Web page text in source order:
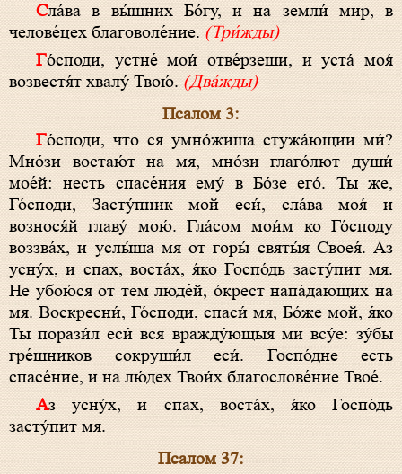
Сла́ва в вы́шних Бо́гу, и на земли́ мир, в
челове́цех благоволе́ние.(Три́жды)
Го́споди, устне́ мои́ отве́рзеши, и уста́ моя́
возвестя́т хвалу́ Твою́.(Два́жды)
Псалом 3:
Го́споди, что ся умно́жиша стужа́ющии ми́?
Мно́зи востаю́т на мя, мно́зи глаго́лют души́
мое́й: несть спасе́ния eму́ в Бо́зе eго́. Ты же,
Го́споди, Засту́пник мой еси́, сла́ва моя́ и
вознося́й главу́ мою́. Гла́сом мои́м ко Го́споду
воззва́х, и услы́ша мя от горы́ святы́я Своея́. Аз
усну́х, и спах, воста́х, я́ко Госпо́дь засту́пит мя.
Не убою́ся от тем люде́й, о́крест напа́дающих на
мя. Воскресни́, Го́споди, спаси́ мя, Бо́же мой, я́ко
Ты порази́л еси́ вся вражду́ющыя ми всу́е: зу́бы
гре́шников сокруши́л еси́. Госпо́дне есть
спасе́ние, и на лю́дех Твои́х благослове́ние Твое́.
Аз усну́х, и спах, воста́х, я́ко Госпо́дь
засту́пит мя.
Псалом 37: